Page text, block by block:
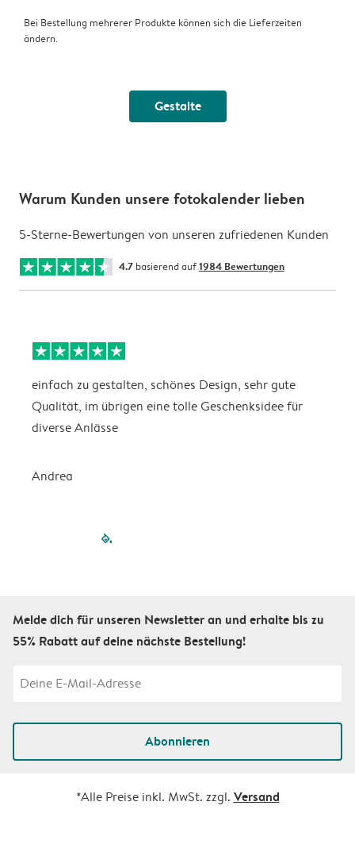
Bei Bestellung mehrerer Produkte können sich die Lieferzeiten
ändern.
Gestalte
Warum Kunden unsere fotokalender lieben
5-Sterne-Bewertungen von unseren zufriedenen Kunden
4.7 basierend auf1984 Bewertungen
einfach zu gestalten, schönes Design, sehr gute
Qualität, im übrigen eine tolle Geschenksidee für
diverse Anlässe
Andrea
filled-pagination
Melde dich für unseren Newsletter an und erhalte bis zu
55% Rabatt auf deine nächste Bestellung!
Abonnieren
*Alle Preise inkl. MwSt. zzgl. Versand